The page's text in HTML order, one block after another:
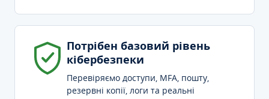
Потрібен базовий рівень
кібербезпеки
Перевіряємо доступи, MFA, пошту,
резервні копії, логи та реальні